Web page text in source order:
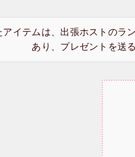
イテムは、出張ホストの
あり、プレゼントを送